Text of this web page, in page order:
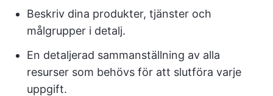
Beskriv dina produkter, tjänster och
målgrupper i detalj.
En detaljerad sammanställning av alla
resurser som behövs för att slutföra varje
uppgift.